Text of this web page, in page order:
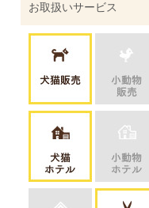
お取扱いサービス